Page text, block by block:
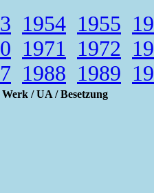
1954 1955
1971 1972
1988 1989
/ UA / Besetzung